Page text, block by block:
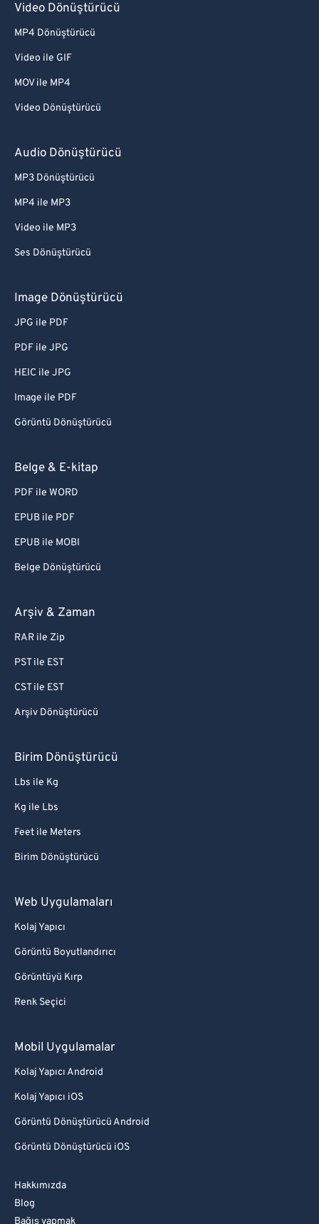
Video Dönüştürücü
MP4 Dönüştürücü
Video ile GIF
MOV ile MP4
Video Dönüştürücü
Audio Dönüştürücü
MP3 Dönüştürücü
MP4 ile MP3
Video ile MP3
Ses Dönüştürücü
Image Dönüştürücü
JPG ile PDF
PDF ile JPG
HEIC ile JPG
Image ile PDF
Görüntü Dönüştürücü
Belge & E-kitap
PDF ile WORD
EPUB ile PDF
EPUB ile MOBI
Belge Dönüştürücü
Arşiv & Zaman
RAR ile Zip
PST ile EST
CST ile EST
Arşiv Dönüştürücü
Birim Dönüştürücü
Lbs ile Kg
Kg ile Lbs
Feet ile Meters
Birim Dönüştürücü
Web Uygulamaları
Kolaj Yapıcı
Görüntü Boyutlandırıcı
Görüntüyü Kırp
Renk Seçici
Mobil Uygulamalar
Kolaj Yapıcı Android
Kolaj Yapıcı iOS
Görüntü Dönüştürücü Android
Görüntü Dönüştürücü iOS
Hakkımızda
Blog
Bağış yapmak